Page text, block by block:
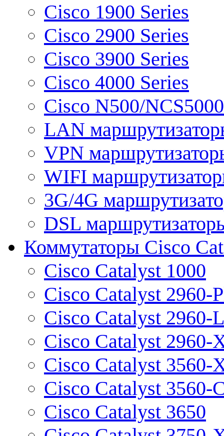
Cisco 1900 Series
Cisco 2900 Series
Cisco 3900 Series
Cisco 4000 Series
Cisco N500/
LAN
VPN
WIFI
3G/4G
DSL
Коммутаторы Cisco
Cisco Catalyst 1000
Cisco Catalyst 2960-
Cisco Catalyst 2960-L
Cisco Catalyst 2960-
Cisco Catalyst 3560-
Cisco Catalyst 3560-
Cisco Catalyst 3650